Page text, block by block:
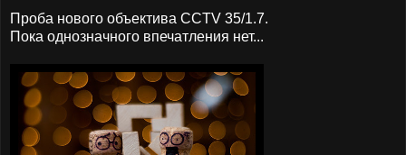
Проба нового объектива CCTV 35/1.7.
Пока однозначного впечатления нет...